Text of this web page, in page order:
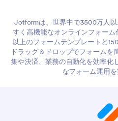
Jotformは、世界中で3500万人
すく高機能なオンラインフォー
以上のフォームテンプレートと
ドラッグ＆ドロップでフォーム
集や決済、業務の自動化を効率化
なフォーム運用を